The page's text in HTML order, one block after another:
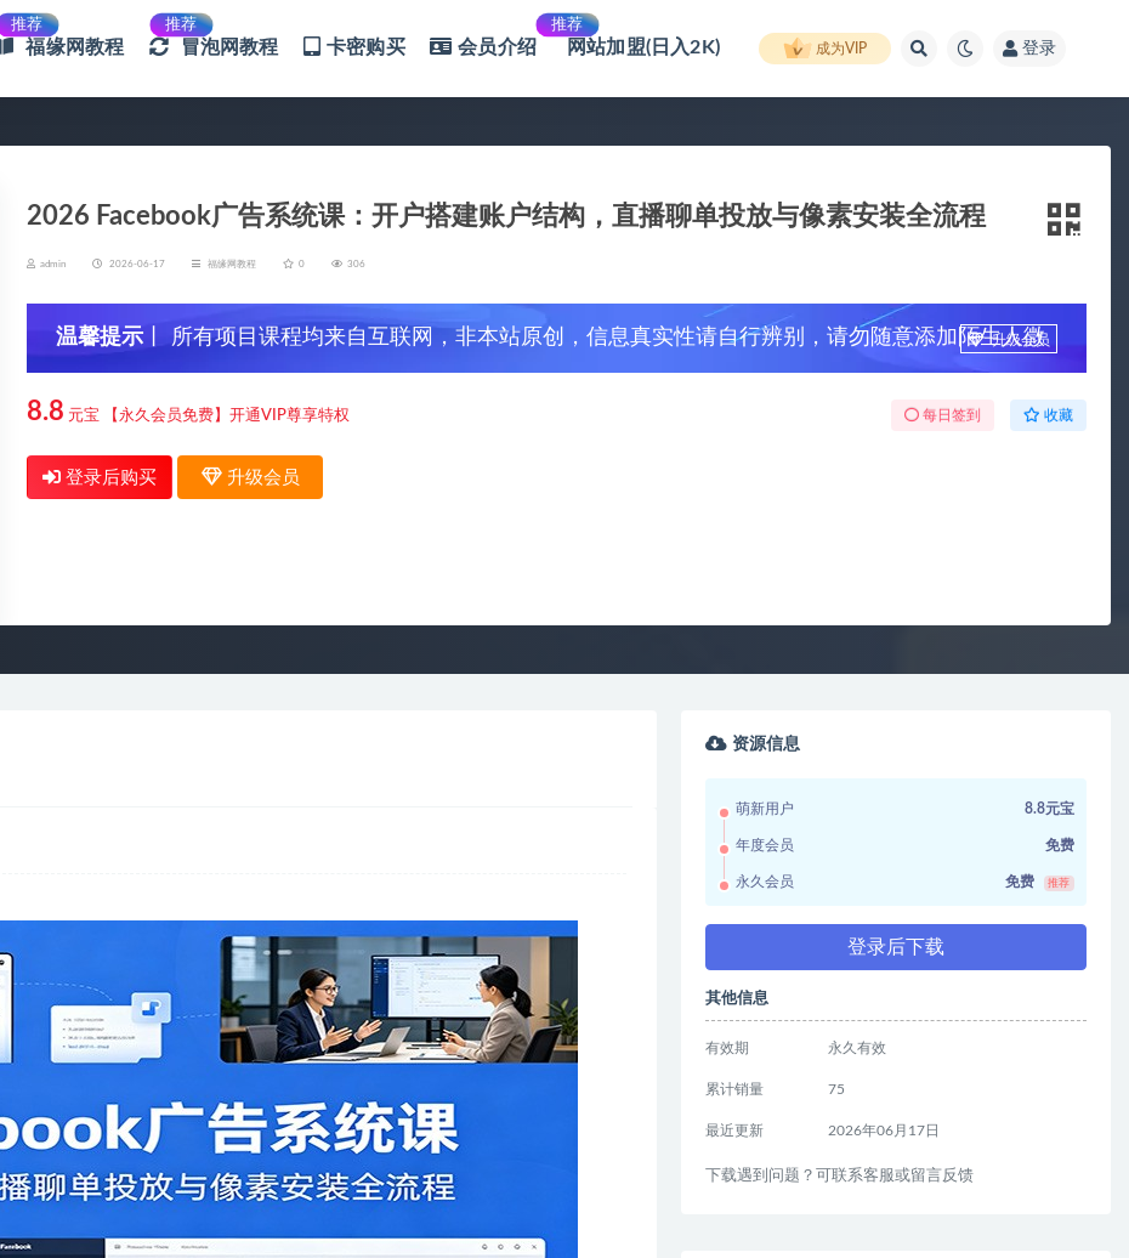
推荐
福缘网教程
推荐
冒泡网教程 卡密购买 会员介绍
推荐
网站加盟(日入2K) 成为VIP 登录
2026 Facebook广告系统课：开户搭建账户结构，直播聊单投放与像素安装全流程
admin 2026-06-17 福缘网教程 0 306
温馨提示 丨 所有项目课程均来自互联网，非本站原创，信息真实性请自行辨别，请勿随意添加陌生人微
信，谨防上当受骗！
升级会员
8.8 元宝 【永久会员免费】开通VIP尊享特权 每日签到 收藏
登录后购买 升级会员
资源信息
萌新用户 8.8元宝
年度会员 免费
永久会员 免费 推荐
登录后下载
其他信息
有效期 永久有效
累计销量 75
最近更新 2026年06月17日
下载遇到问题？可联系客服或留言反馈